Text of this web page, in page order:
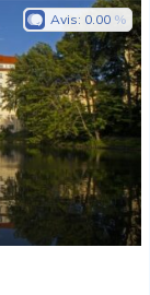
Avis: 0.00